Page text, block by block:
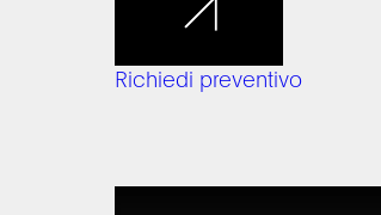
Richiedi preventivo